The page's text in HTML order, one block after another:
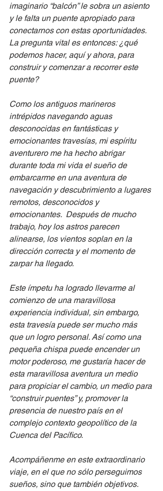
imaginario “balcón” le sobra un asiento
y le falta un puente apropiado para
conectarnos con estas oportunidades.
La pregunta vital es entonces: ¿qué
podemos hacer, aquí y ahora, para
construir y comenzar a recorrer este
puente?
Como los antiguos marineros
intrépidos navegando aguas
desconocidas en fantásticas y
emocionantes travesías, mi espíritu
aventurero me ha hecho abrigar
durante toda mi vida el sueño de
embarcarme en una aventura de
navegación y descubrimiento a lugares
remotos, desconocidos y
emocionantes.  Después de mucho
trabajo, hoy los astros parecen
alinearse, los vientos soplan en la
dirección correcta y el momento de
zarpar ha llegado.
Este ímpetu ha logrado llevarme al
comienzo de una maravillosa
experiencia individual, sin embargo,
esta travesía puede ser mucho más
que un logro personal. Así como una
pequeña chispa puede encender un
motor poderoso, me gustaría hacer de
esta maravillosa aventura un medio
para propiciar el cambio, un medio para
“construir puentes” y, promover la
presencia de nuestro país en el
complejo contexto geopolítico de la
Cuenca del Pacífico.
Acompáñenme en este extraordinario
viaje, en el que no sólo perseguimos
sueños, sino que también objetivos.